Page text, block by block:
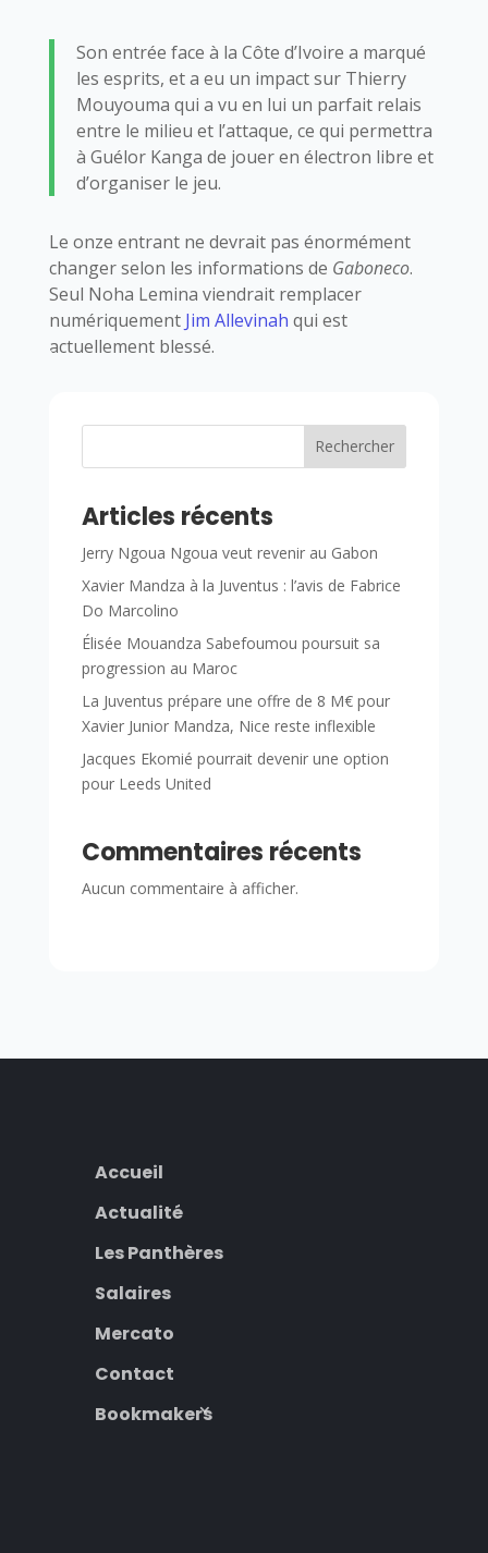
Son entrée face à la Côte d’Ivoire a marqué
les esprits, et a eu un impact sur Thierry
Mouyouma qui a vu en lui un parfait relais
entre le milieu et l’attaque, ce qui permettra
à Guélor Kanga de jouer en électron libre et
d’organiser le jeu.
Le onze entrant ne devrait pas énormément
changer selon les informations de Gaboneco.
Seul Noha Lemina viendrait remplacer
numériquement Jim Allevinah qui est
actuellement blessé.
Rechercher
Articles récents
Jerry Ngoua Ngoua veut revenir au Gabon
Xavier Mandza à la Juventus : l’avis de Fabrice
Do Marcolino
Élisée Mouandza Sabefoumou poursuit sa
progression au Maroc
La Juventus prépare une offre de 8 M€ pour
Xavier Junior Mandza, Nice reste inflexible
Jacques Ekomié pourrait devenir une option
pour Leeds United
Commentaires récents
Aucun commentaire à afficher.
Accueil
Actualité
Les Panthères
Salaires
Mercato
Contact
Bookmakers